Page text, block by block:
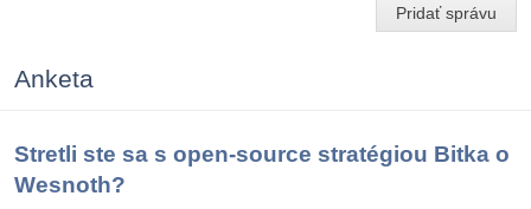
Pridať správu
Anketa
Stretli ste sa s open-source stratégiou Bitka o
Wesnoth?